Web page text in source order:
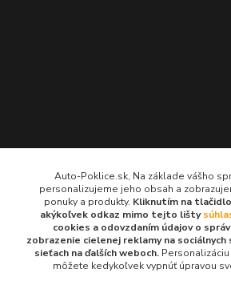
Auto-Poklice.sk
(Po-Pia, 8-16 hod.)
info@auto-poklice.sk
Auto-Poklice.sk, Na základe vášho
personalizujeme jeho obsah a
ponuky a produkty. Kliknutím na
akýkoľvek odkaz mimo tejto lišty
cookies a odovzdaním údajov o
zobrazenie cielenej reklamy na sociálnych
sieťach na ďalších weboch.Personalizáciu
môžete kedykoľvek vypnúť úpravou